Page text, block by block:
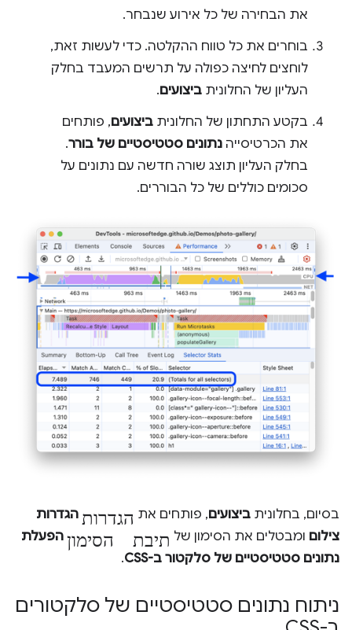
את הבחירה של כל אירוע שנבחר.
בוחרים את כל טווח ההקלטה. כדי לעשות זאת,
לוחצים לחיצה כפולה על תרשים המעבד בחלק
העליון של החלונית ביצועים.
בקטע התחתון של החלונית ביצועים, פותחים
את הכרטיסייה נתונים סטטיסטיים של בורר.
בחלק העליון תוצג שורה חדשה עם נתונים על
סכומים כוללים של כל הבוררים.
בסיום, בחלונית ביצועים, פותחים את הגדרות הגדרות
צילום ומבטלים את הסימון של תיבת הסימון הפעלת
נתונים סטטיסטיים של סלקטור ב-CSS
.
ניתוח נתונים סטטיסטיים של סלקטורים